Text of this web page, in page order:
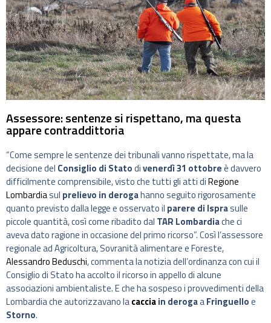
Assessore: sentenze si rispettano, ma questa
appare contraddittoria
“Come sempre le sentenze dei tribunali vanno rispettate, ma la
decisione del Consiglio di Statodivenerdì 31 ottobreè davvero
difficilmente comprensibile, visto che tutti gli atti diRegione
Lombardiasul prelievo in derogahanno seguito rigorosamente
quanto previsto dalla legge e osservato il parere di Isprasulle
piccole quantità, così come ribadito dal TAR Lombardiache ci
aveva dato ragione in occasione del primo ricorso”. Così l’assessore
regionale ad Agricoltura, Sovranità alimentare e Foreste,
Alessandro Beduschi, commenta la notizia dell’ordinanza con cui il
Consiglio di Stato ha accolto il ricorso in appello di alcune
associazioni ambientaliste. E che ha sospeso i provvedimenti della
Lombardia che autorizzavano lacacciain derogaaFringuelloe
Storno.